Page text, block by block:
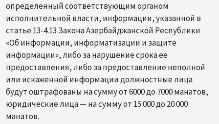
определенный соответствующим органом
исполнительной власти, информации, указанной в
статье 13-4.13 Закона Азербайджанской Республики
«Об информации, информатизации и защите
информации», либо за нарушение срока ее
предоставления, либо за предоставление неполной
или искаженной информации должностные лица
будут оштрафованы на сумму от 6000 до 7000 манатов,
юридические лица — на сумму от 15 000 до 20 000
манатов.